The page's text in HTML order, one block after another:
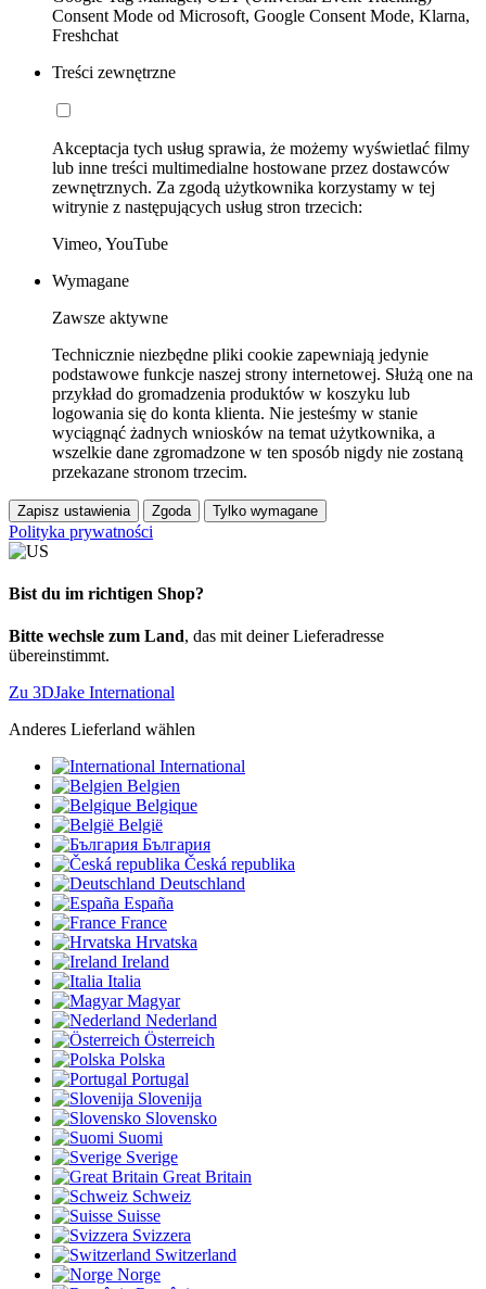
Consent Mode od Microsoft, Google Consent Mode, Klarna,
Freshchat
Treści zewnętrzne
Akceptacja tych usług sprawia, że możemy wyświetlać filmy
lub inne treści multimedialne hostowane przez dostawców
zewnętrznych. Za zgodą użytkownika korzystamy w tej
witrynie z następujących usług stron trzecich:
Vimeo, YouTube
Wymagane
Zawsze aktywne
Technicznie niezbędne pliki cookie zapewniają jedynie
podstawowe funkcje naszej strony internetowej. Służą one na
przykład do gromadzenia produktów w koszyku lub
logowania się do konta klienta. Nie jesteśmy w stanie
wyciągnąć żadnych wniosków na temat użytkownika, a
wszelkie dane zgromadzone w ten sposób nigdy nie zostaną
przekazane stronom trzecim.
Zapisz ustawienia Zgoda Tylko wymagane
Polityka prywatności
Bist du im richtigen Shop?
Bitte wechsle zum Land, das mit deiner Lieferadresse
übereinstimmt.
Zu 3DJake International
Anderes Lieferland wählen
International
Belgien
Belgique
België
България
Česká republika
Deutschland
España
France
Hrvatska
Ireland
Italia
Magyar
Nederland
Österreich
Polska
Portugal
Slovenija
Slovensko
Suomi
Sverige
Great Britain
Schweiz
Suisse
Svizzera
Switzerland
Norge